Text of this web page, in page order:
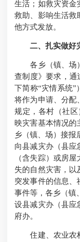
生活；如救灾资金
救助、影响生活救
他方式发放。
二、扎实做好
各乡（镇、场）
查制度》要求，通
下简称“灾情系统
将作为申请、分配
规定，各村（社
映灾害基本情况的
乡（镇、场）接报
向县减灾办（县应
（含失踪）或房
失的自然灾害，以
突发事件的信息、
事件等，各乡（镇
设县减灾办（县应
府办。
住建、农业农村